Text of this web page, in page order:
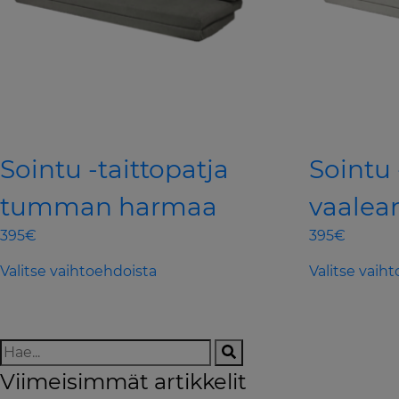
Sointu -taittopatja
tumman harmaa
395€
Valitse vaihtoehdoista
variants.
The
options
395€
Valitse
Viimeisimmät artikkelit